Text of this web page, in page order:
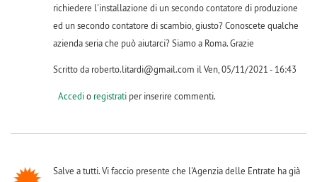
richiedere l'installazione di un secondo contatore di produzione
ed un secondo contatore di scambio, giusto? Conoscete qualche
azienda seria che può aiutarci? Siamo a Roma. Grazie
Scritto da roberto.litardi@gmail.com il Ven, 05/11/2021 - 16:43
Accedio registratiper inserire commenti.
Salve a tutti. Vi faccio presente che l'Agenzia delle Entrate ha già